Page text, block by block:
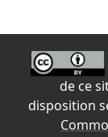
de ce
disposition